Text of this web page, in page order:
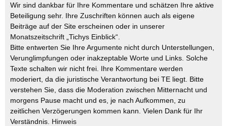
Wir sind dankbar für Ihre Kommentare und schätzen Ihre aktive
Beteiligung sehr. Ihre Zuschriften können auch als eigene
Beiträge auf der Site erscheinen oder in unserer
Monatszeitschrift „Tichys Einblick“.
Bitte entwerten Sie Ihre Argumente nicht durch Unterstellungen,
Verunglimpfungen oder inakzeptable Worte und Links. Solche
Texte schalten wir nicht frei. Ihre Kommentare werden
moderiert, da die juristische Verantwortung bei TE liegt. Bitte
verstehen Sie, dass die Moderation zwischen Mitternacht und
morgens Pause macht und es, je nach Aufkommen, zu
zeitlichen Verzögerungen kommen kann. Vielen Dank für Ihr
Verständnis. Hinweis